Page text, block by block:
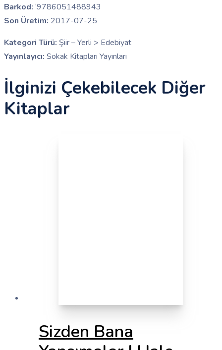
Barkod: ‘9786051488943
Son Üretim: 2017-07-25
Kategori Türü: Şiir – Yerli > Edebiyat
Yayınlayıcı: Sokak Kitapları Yayınları
İlginizi Çekebilecek Diğer
Kitaplar
Sizden Bana